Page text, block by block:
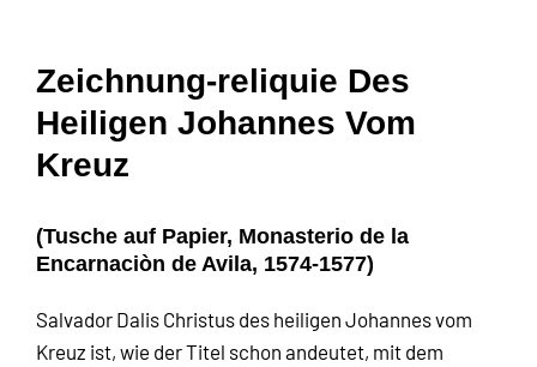
Zeichnung-reliquie Des
Heiligen Johannes Vom
Kreuz
(Tusche auf Papier, Monasterio de la
Encarnaciòn de Avila, 1574-1577)
Salvador Dalis Christus des heiligen Johannes vom
Kreuz ist, wie der Titel schon andeutet, mit dem